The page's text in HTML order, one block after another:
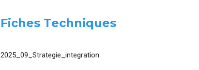
Fiches Techniques
2025_09_Strategie_integration